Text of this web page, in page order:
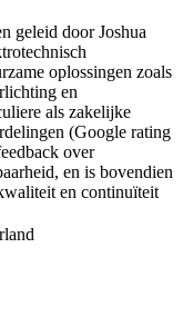
geleid door Joshua
oplossingen zoals
en
als zakelijke
(Google rating
over
en is bovendien
en continuïteit